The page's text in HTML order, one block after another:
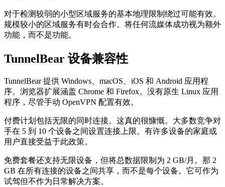
对于检测较弱的小型区域服务的基本地理限制绕过可能有效。
规模较小的区域服务有时会合作。将任何流媒体成功视为额外
功能，而不是功能。
TunnelBear 设备兼容性
TunnelBear 提供 Windows、macOS、iOS 和 Android 应用程
序。浏览器扩展涵盖 Chrome 和 Firefox。没有原生 Linux 应用
程序，尽管手动 OpenVPN 配置有效。
付费计划包括无限的同时连接。这真的很慷慨。大多数竞争对
手在 5 到 10 个设备之间设置连接上限。有许多设备的家庭或
用户直接受益于此政策。
免费套餐还支持无限设备，但将总数据限制为 2 GB/月。那 2
GB 在所有连接的设备之间共享，而不是每个设备。它可作为
试驾但不作为日常解决方案。